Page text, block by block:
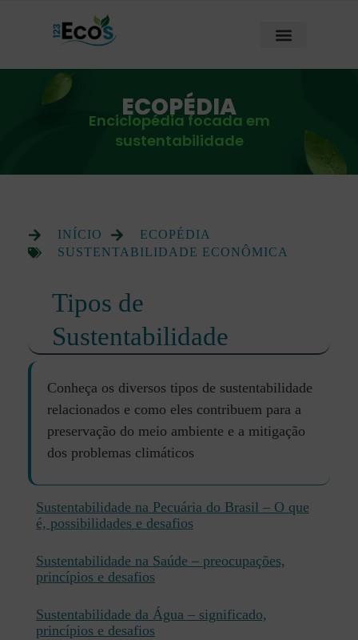
ECOPÉDIA
Enciclopédia focada em
sustentabilidade
INÍCIO
ECOPÉDIA
SUSTENTABILIDADE ECONÔMICA
Tipos de
Sustentabilidade
Conheça os diversos tipos de sustentabilidade
relacionados e como eles contribuem para a
preservação do meio ambiente e a mitigação
dos problemas climáticos
Sustentabilidade na Pecuária do Brasil – O que
é, possibilidades e desafios
Sustentabilidade na Saúde – preocupações,
princípios e desafios
Sustentabilidade da Água – significado,
princípios e desafios